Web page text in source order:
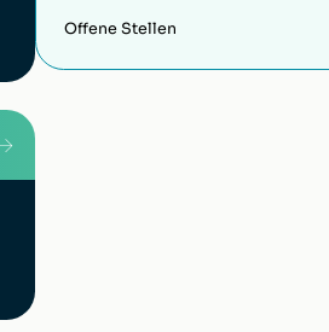
Offene Stellen